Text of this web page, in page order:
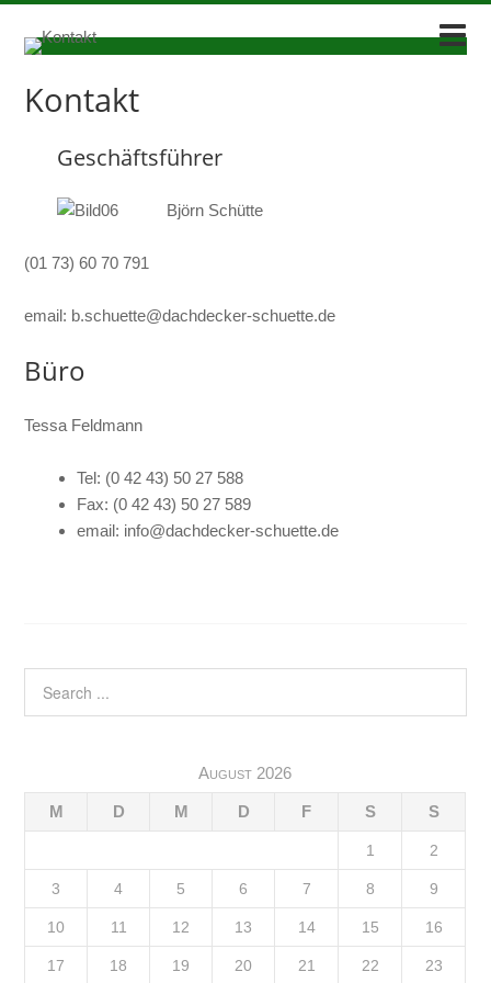
Kontakt
Geschäftsführer
Björn Schütte
(01 73) 60 70 791
email: b.schuette@dachdecker-schuette.de
Büro
Tessa Feldmann
Tel: (0 42 43) 50 27 588
Fax: (0 42 43) 50 27 589
email: info@dachdecker-schuette.de
August 2026
M D M D F S S
1 2
3 4 5 6 7 8 9
10 11 12 13 14 15 16
17 18 19 20 21 22 23